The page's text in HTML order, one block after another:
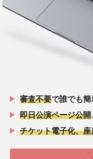
審査不要で誰でも簡
即日公演ページ公開
チケット電子化、